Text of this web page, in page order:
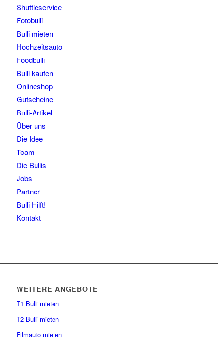
Shuttleservice
Fotobulli
Bulli mieten
Hochzeitsauto
Foodbulli
Bulli kaufen
Onlineshop
Gutscheine
Bulli-Artikel
Über uns
Die Idee
Team
Die Bullis
Jobs
Partner
Bulli Hilft!
Kontakt
WEITERE ANGEBOTE
T1 Bulli mieten
T2 Bulli mieten
Filmauto mieten